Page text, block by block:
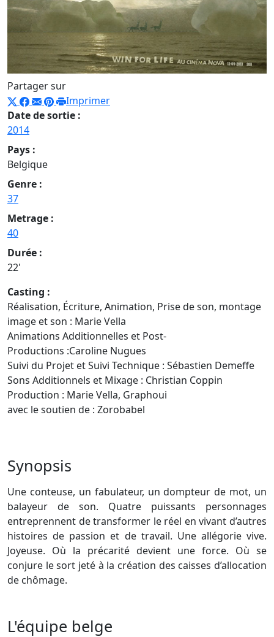
Partager sur
Imprimer
Date de sortie :
2014
Pays :
Belgique
Genre :
37
Metrage :
40
Durée :
22'
Casting :
Réalisation, Écriture, Animation, Prise de son, montage
image et son : Marie Vella
Animations Additionnelles et Post-
Productions :Caroline Nugues
Suivi du Projet et Suivi Technique : Sébastien Demeffe
Sons Additionnels et Mixage : Christian Coppin
Production : Marie Vella, Graphoui
avec le soutien de : Zorobabel
Synopsis
Une conteuse, un fabulateur, un dompteur de mot, un
balayeur de son. Quatre puissants personnages
entreprennent de transformer le réel en vivant d’autres
histoires de passion et de travail. Une allégorie vive.
Joyeuse. Où la précarité devient une force. Où se
conjure le sort jeté à la création des caisses d’allocation
de chômage.
L'équipe belge